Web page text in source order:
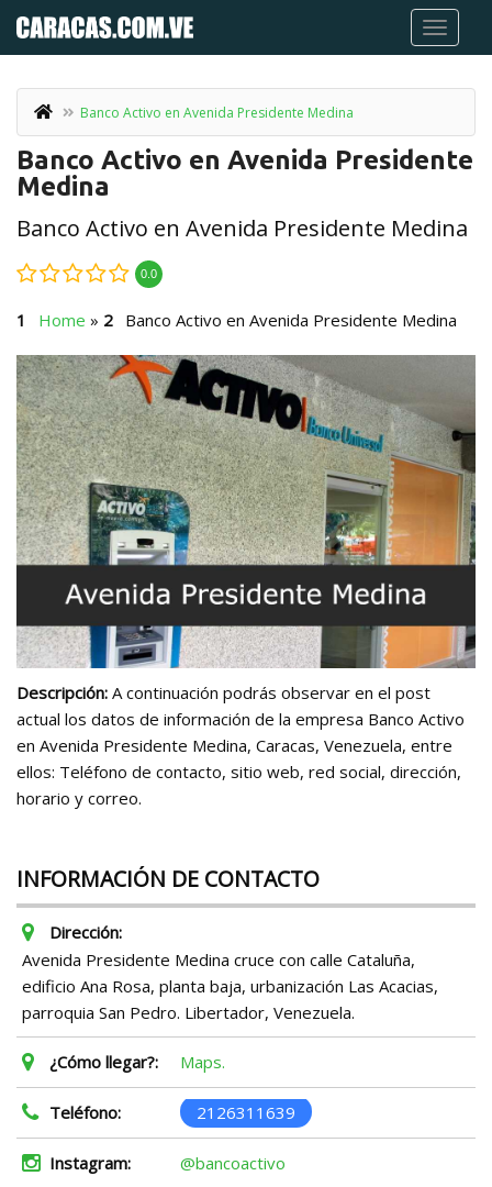
Banco Activo en Avenida Presidente Medina
Banco Activo en Avenida Presidente
Medina
Banco Activo en Avenida Presidente Medina
0.0
Home » Banco Activo en Avenida Presidente Medina
Descripción: A continuación podrás observar en el post
actual los datos de información de la empresa Banco Activo
en Avenida Presidente Medina, Caracas, Venezuela, entre
ellos: Teléfono de contacto, sitio web, red social, dirección,
horario y correo.
INFORMACIÓN DE CONTACTO
Dirección:
Avenida Presidente Medina cruce con calle Cataluña,
edificio Ana Rosa, planta baja, urbanización Las Acacias,
parroquia San Pedro. Libertador, Venezuela.
¿Cómo llegar?: Maps.
Teléfono: 2126311639
Instagram: @bancoactivo